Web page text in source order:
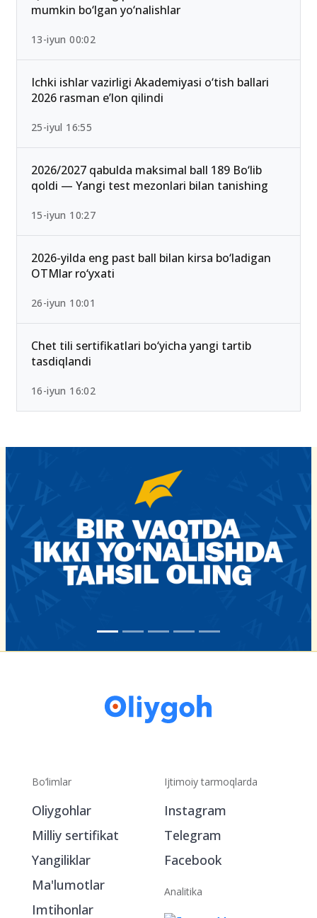
Qabul-2026: Eng past o‘tish ballari bilan kirish
mumkin bo‘lgan yo‘nalishlar
13-iyun 00:02
Ichki ishlar vazirligi Akademiyasi o‘tish ballari
2026 rasman e’lon qilindi
25-iyul 16:55
2026/2027 qabulda maksimal ball 189 Bo‘lib
qoldi — Yangi test mezonlari bilan tanishing
15-iyun 10:27
2026-yilda eng past ball bilan kirsa bo‘ladigan
OTMlar ro‘yxati
26-iyun 10:01
Chet tili sertifikatlari bo‘yicha yangi tartib
tasdiqlandi
Bo‘limlar
Oliygohlar
Milliy sertifikat
Yangiliklar
Ijtimoiy tarmoqlarda
Instagram
Telegram